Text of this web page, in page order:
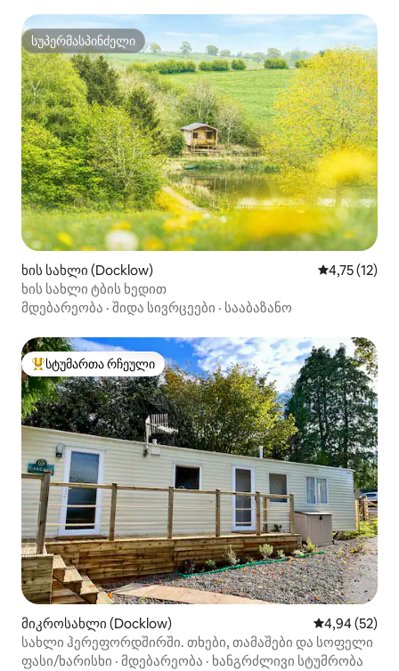
სუპერმასპინძელი
სუპერმასპინძელი
ხის სახლი (Docklow) საშუალო
4,75 (12)
ხის სახლი ტბის ხედით
მდებარეობა · შიდა სივრცეები · სააბაზანო
სტუმართა რჩეული მოწინავე ვარიანტი
სტუმართა რჩეული
მიკროსახლი (Docklow) საშუალო
4,94 (52)
სახლი ჰერეფორდშირში. თხები, თამაშები და სოფელი
ფასი/ხარისხი · მდებარეობა · ხანგრძლივი სტუმრობა